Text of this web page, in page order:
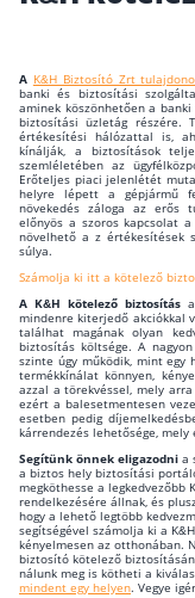
Kapcsolat
Bejelentkezés
Biztosítási
Gépjárműs
A K&H Biztosító Zrt
banki és biztosítási
aminek köszönhetően a
biztosítási üzletág részére.
értékesítési hálózattal is,
kínálják, a biztosítások
szemléletében az
Erőteljes piaci jelenlétét
helyre lépett a gépjármű
növekedés záloga az erős
előnyös a szoros kapcsolat
növelhető a z értékesítések
súlya.
Számolja ki itt a kötelező
A K&H kötelező biztosítása
mindenre kiterjedő akciókkal
találhat magának olyan
biztosítás költsége. A
szinte úgy működik, mint
termékkínálat könnyen,
azzal a törekvéssel, mely
ezért a balesetmentesen
esetben pedig
kárrendezés lehetősége, mely
Segítünk önnek eligazodni a
a biztos hely biztosítási
megköthesse a legkedvezőbb
rendelkezésére állnak, és
hogy a lehető legtöbb
segítségével számolja ki a
kényelmesen az otthonában.
biztosító kötelező
nálunk meg is kötheti a
mindent egy helyen. Vegye